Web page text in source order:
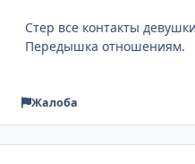
Стер все контакты
Передышка отношениям.
Жалоба